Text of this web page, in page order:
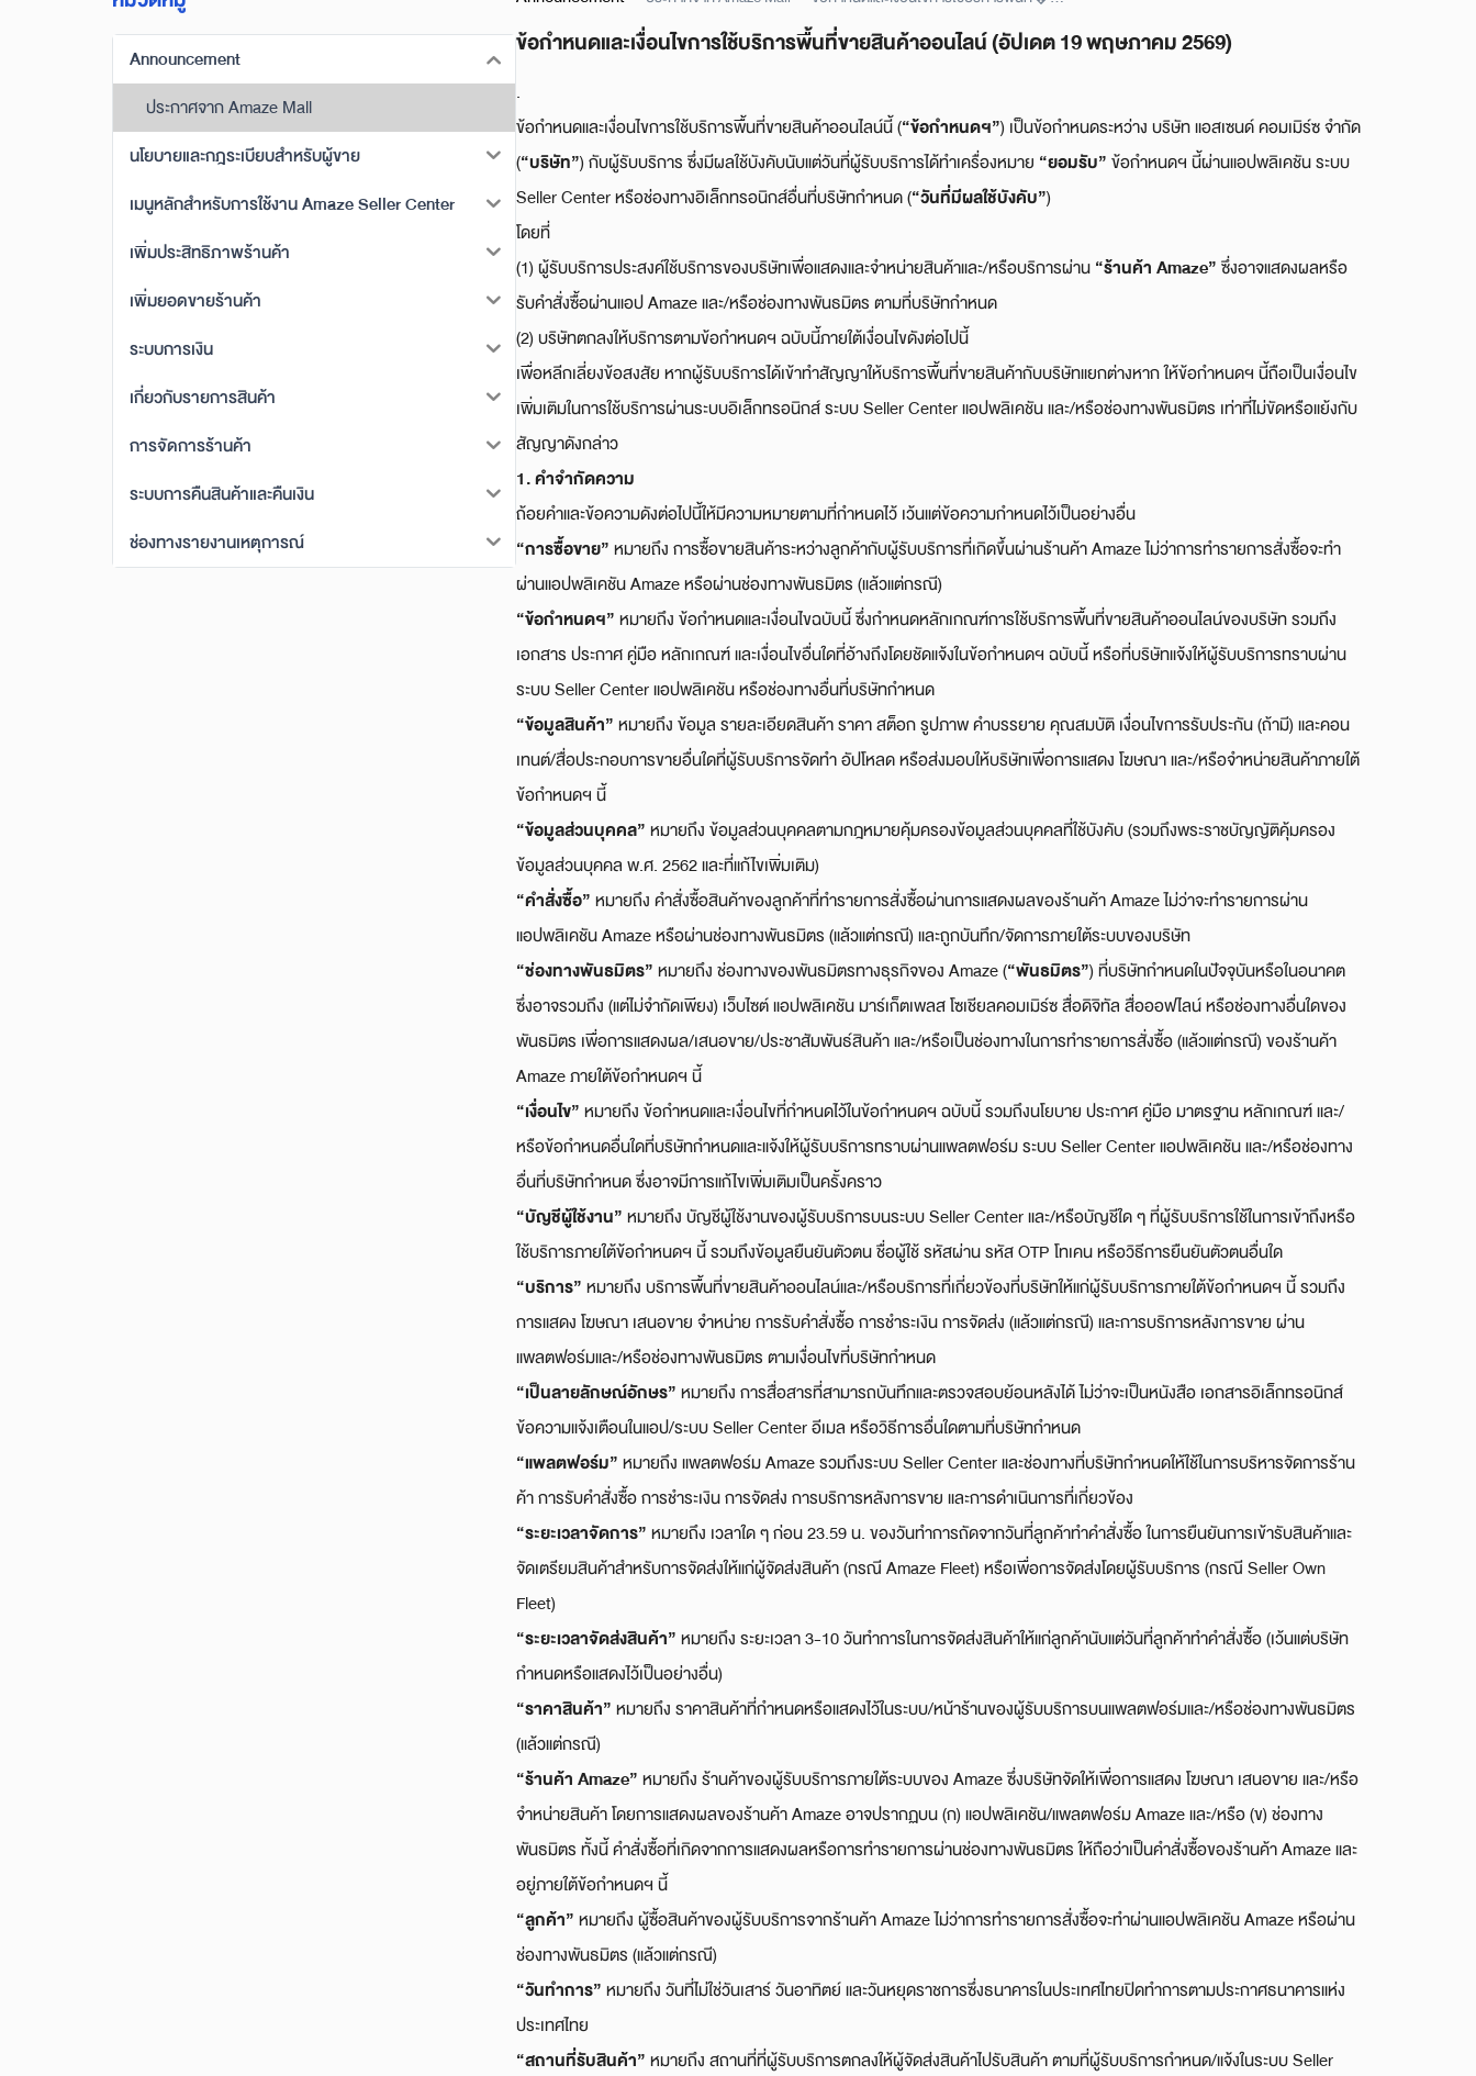
ข้อกำหนดและเงื่อนไขการใช้บริการพื้นที่ขายสินค้าออนไลน์ (อัปเดต 19 พฤษภาคม 2569)
.
ข้อกำหนดและเงื่อนไขการใช้บริการพื้นที่ขายสินค้าออนไลน์นี้ (“ข้อกำหนดฯ”) เป็นข้อกำหนดระหว่าง บริษัท แอสเซนด์ คอมเมิร์ซ จำกัด
(“บริษัท”) กับผู้รับบริการ ซึ่งมีผลใช้บังคับนับแต่วันที่ผู้รับบริการได้ทำเครื่องหมาย “ยอมรับ” ข้อกำหนดฯ นี้ผ่านแอปพลิเคชัน ระบบ
Seller Center หรือช่องทางอิเล็กทรอนิกส์อื่นที่บริษัทกำหนด (“วันที่มีผลใช้บังคับ”)
โดยที่
(1) ผู้รับบริการประสงค์ใช้บริการของบริษัทเพื่อแสดงและจำหน่ายสินค้าและ/หรือบริการผ่าน “ร้านค้าAmaze” ซึ่งอาจแสดงผลหรือ
รับคำสั่งซื้อผ่านแอป Amaze และ/หรือช่องทางพันธมิตร ตามที่บริษัทกำหนด
(2) บริษัทตกลงให้บริการตามข้อกำหนดฯ ฉบับนี้ภายใต้เงื่อนไขดังต่อไปนี้
เพื่อหลีกเลี่ยงข้อสงสัย หากผู้รับบริการได้เข้าทำสัญญาให้บริการพื้นที่ขายสินค้ากับบริษัทแยกต่างหาก ให้ข้อกำหนดฯ นี้ถือเป็นเงื่อนไข
เพิ่มเติมในการใช้บริการผ่านระบบอิเล็กทรอนิกส์ ระบบ Seller Center แอปพลิเคชัน และ/หรือช่องทางพันธมิตร เท่าที่ไม่ขัดหรือแย้งกับ
สัญญาดังกล่าว
1.คำจำกัดความ
ถ้อยคำและข้อความดังต่อไปนี้ให้มีความหมายตามที่กำหนดไว้ เว้นแต่ข้อความกำหนดไว้เป็นอย่างอื่น
“การซื้อขาย” หมายถึง การซื้อขายสินค้าระหว่างลูกค้ากับผู้รับบริการที่เกิดขึ้นผ่านร้านค้า Amaze ไม่ว่าการทำรายการสั่งซื้อจะทำ
ผ่านแอปพลิเคชัน Amaze หรือผ่านช่องทางพันธมิตร (แล้วแต่กรณี)
“ข้อกำหนดฯ” หมายถึง ข้อกำหนดและเงื่อนไขฉบับนี้ ซึ่งกำหนดหลักเกณฑ์การใช้บริการพื้นที่ขายสินค้าออนไลน์ของบริษัท รวมถึง
เอกสาร ประกาศ คู่มือ หลักเกณฑ์ และเงื่อนไขอื่นใดที่อ้างถึงโดยชัดแจ้งในข้อกำหนดฯ ฉบับนี้ หรือที่บริษัทแจ้งให้ผู้รับบริการทราบผ่าน
ระบบ Seller Center แอปพลิเคชัน หรือช่องทางอื่นที่บริษัทกำหนด
“ข้อมูลสินค้า” หมายถึง ข้อมูล รายละเอียดสินค้า ราคา สต็อก รูปภาพ คำบรรยาย คุณสมบัติ เงื่อนไขการรับประกัน (ถ้ามี) และคอน
เทนต์/สื่อประกอบการขายอื่นใดที่ผู้รับบริการจัดทำ อัปโหลด หรือส่งมอบให้บริษัทเพื่อการแสดง โฆษณา และ/หรือจำหน่ายสินค้าภายใต้
ข้อกำหนดฯ นี้
“ข้อมูลส่วนบุคคล” หมายถึง ข้อมูลส่วนบุคคลตามกฎหมายคุ้มครองข้อมูลส่วนบุคคลที่ใช้บังคับ (รวมถึงพระราชบัญญัติคุ้มครอง
ข้อมูลส่วนบุคคล พ.ศ. 2562 และที่แก้ไขเพิ่มเติม)
“คำสั่งซื้อ” หมายถึง คำสั่งซื้อสินค้าของลูกค้าที่ทำรายการสั่งซื้อผ่านการแสดงผลของร้านค้า Amaze ไม่ว่าจะทำรายการผ่าน
แอปพลิเคชัน Amaze หรือผ่านช่องทางพันธมิตร (แล้วแต่กรณี) และถูกบันทึก/จัดการภายใต้ระบบของบริษัท
“ช่องทางพันธมิตร” หมายถึง ช่องทางของพันธมิตรทางธุรกิจของ Amaze (“พันธมิตร”) ที่บริษัทกำหนดในปัจจุบันหรือในอนาคต
ซึ่งอาจรวมถึง (แต่ไม่จำกัดเพียง) เว็บไซต์ แอปพลิเคชัน มาร์เก็ตเพลส โซเชียลคอมเมิร์ซ สื่อดิจิทัล สื่อออฟไลน์ หรือช่องทางอื่นใดของ
พันธมิตร เพื่อการแสดงผล/เสนอขาย/ประชาสัมพันธ์สินค้า และ/หรือเป็นช่องทางในการทำรายการสั่งซื้อ (แล้วแต่กรณี) ของร้านค้า
Amaze ภายใต้ข้อกำหนดฯ นี้
“เงื่อนไข” หมายถึง ข้อกำหนดและเงื่อนไขที่กำหนดไว้ในข้อกำหนดฯ ฉบับนี้ รวมถึงนโยบาย ประกาศ คู่มือ มาตรฐาน หลักเกณฑ์ และ/
หรือข้อกำหนดอื่นใดที่บริษัทกำหนดและแจ้งให้ผู้รับบริการทราบผ่านแพลตฟอร์ม ระบบ Seller Center แอปพลิเคชัน และ/หรือช่องทาง
อื่นที่บริษัทกำหนด ซึ่งอาจมีการแก้ไขเพิ่มเติมเป็นครั้งคราว
“บัญชีผู้ใช้งาน” หมายถึง บัญชีผู้ใช้งานของผู้รับบริการบนระบบ Seller Center และ/หรือบัญชีใด ๆ ที่ผู้รับบริการใช้ในการเข้าถึงหรือ
ใช้บริการภายใต้ข้อกำหนดฯ นี้ รวมถึงข้อมูลยืนยันตัวตน ชื่อผู้ใช้ รหัสผ่าน รหัส OTP โทเคน หรือวิธีการยืนยันตัวตนอื่นใด
“บริการ” หมายถึง บริการพื้นที่ขายสินค้าออนไลน์และ/หรือบริการที่เกี่ยวข้องที่บริษัทให้แก่ผู้รับบริการภายใต้ข้อกำหนดฯ นี้ รวมถึง
การแสดง โฆษณา เสนอขาย จำหน่าย การรับคำสั่งซื้อ การชำระเงิน การจัดส่ง (แล้วแต่กรณี) และการบริการหลังการขาย ผ่าน
แพลตฟอร์มและ/หรือช่องทางพันธมิตร ตามเงื่อนไขที่บริษัทกำหนด
“เป็นลายลักษณ์อักษร” หมายถึง การสื่อสารที่สามารถบันทึกและตรวจสอบย้อนหลังได้ ไม่ว่าจะเป็นหนังสือ เอกสารอิเล็กทรอนิกส์
ข้อความแจ้งเตือนในแอป/ระบบ Seller Center อีเมล หรือวิธีการอื่นใดตามที่บริษัทกำหนด
“แพลตฟอร์ม” หมายถึง แพลตฟอร์ม Amaze รวมถึงระบบ Seller Center และช่องทางที่บริษัทกำหนดให้ใช้ในการบริหารจัดการร้าน
ค้า การรับคำสั่งซื้อ การชำระเงิน การจัดส่ง การบริการหลังการขาย และการดำเนินการที่เกี่ยวข้อง
“ระยะเวลาจัดการ” หมายถึง เวลาใด ๆ ก่อน 23.59 น. ของวันทำการถัดจากวันที่ลูกค้าทำคำสั่งซื้อ ในการยืนยันการเข้ารับสินค้าและ
จัดเตรียมสินค้าสำหรับการจัดส่งให้แก่ผู้จัดส่งสินค้า (กรณี Amaze Fleet) หรือเพื่อการจัดส่งโดยผู้รับบริการ (กรณี Seller Own
Fleet)
“ระยะเวลาจัดส่งสินค้า” หมายถึง ระยะเวลา 3-10 วันทำการในการจัดส่งสินค้าให้แก่ลูกค้านับแต่วันที่ลูกค้าทำคำสั่งซื้อ (เว้นแต่บริษัท
กำหนดหรือแสดงไว้เป็นอย่างอื่น)
“ราคาสินค้า” หมายถึง ราคาสินค้าที่กำหนดหรือแสดงไว้ในระบบ/หน้าร้านของผู้รับบริการบนแพลตฟอร์มและ/หรือช่องทางพันธมิตร
(แล้วแต่กรณี)
“ร้านค้าAmaze” หมายถึง ร้านค้าของผู้รับบริการภายใต้ระบบของ Amaze ซึ่งบริษัทจัดให้เพื่อการแสดง โฆษณา เสนอขาย และ/หรือ
จำหน่ายสินค้า โดยการแสดงผลของร้านค้า Amaze อาจปรากฏบน (ก) แอปพลิเคชัน/แพลตฟอร์ม Amaze และ/หรือ (ข) ช่องทาง
พันธมิตร ทั้งนี้ คำสั่งซื้อที่เกิดจากการแสดงผลหรือการทำรายการผ่านช่องทางพันธมิตร ให้ถือว่าเป็นคำสั่งซื้อของร้านค้า Amaze และ
อยู่ภายใต้ข้อกำหนดฯ นี้
“ลูกค้า” หมายถึง ผู้ซื้อสินค้าของผู้รับบริการจากร้านค้า Amaze ไม่ว่าการทำรายการสั่งซื้อจะทำผ่านแอปพลิเคชัน Amaze หรือผ่าน
ช่องทางพันธมิตร (แล้วแต่กรณี)
“วันทำการ” หมายถึง วันที่ไม่ใช่วันเสาร์ วันอาทิตย์ และวันหยุดราชการซึ่งธนาคารในประเทศไทยปิดทำการตามประกาศธนาคารแห่ง
ประเทศไทย
“สถานที่รับสินค้า” หมายถึง สถานที่ที่ผู้รับบริการตกลงให้ผู้จัดส่งสินค้าไปรับสินค้า ตามที่ผู้รับบริการกำหนด/แจ้งในระบบ Seller
Announcement
ประกาศจาก Amaze Mall
นโยบายและกฎระเบียบสำหรับผู้ขาย
เมนูหลักสำหรับการใช้งาน Amaze Seller Center
เพิ่มประสิทธิภาพร้านค้า
เพิ่มยอดขายร้านค้า
ระบบการเงิน
เกี่ยวกับรายการสินค้า
การจัดการร้านค้า
ระบบการคืนสินค้าและคืนเงิน
ช่องทางรายงานเหตุการณ์